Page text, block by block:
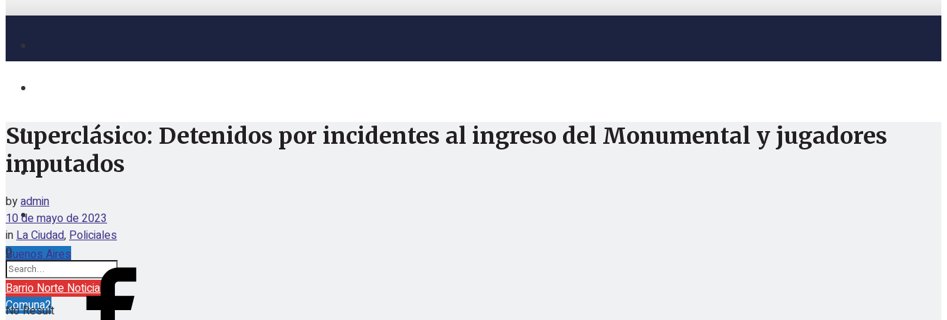
Buenos Aires
jueves, agosto 6, 2026
Barrio Norte Noticias
Comuna2
No Result
Superclásico: Detenidos por incidentes al ingreso del Monumental y jugadores
imputados
byadmin
10 de mayo de 2023
inLa Ciudad,Policiales
0